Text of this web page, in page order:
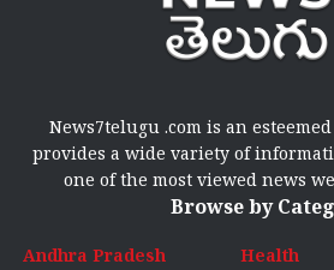
News7telugu .com is an
provides a wide variety of
one of the most viewed news
Browse by
Andhra Pradesh
Health